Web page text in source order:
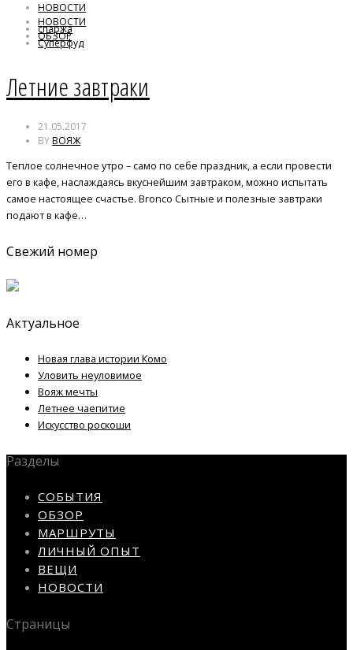
НОВОСТИ
НОВОСТИ
ОБЗОР
спаржа
Суперфуд
Летние завтраки
21.05.2017
BYВОЯЖ
Теплое солнечное утро – само по себе праздник, а если провести
его в кафе, наслаждаясь вкуснейшим завтраком, можно испытать
самое настоящее счастье. Bronco Сытные и полезные завтраки
подают в кафе…
Свежий номер
Актуальное
Новая глава истории Комо
Уловить неуловимое
Вояж мечты
Летнее чаепитие
Искусство роскоши
Разделы
СОБЫТИЯ
ОБЗОР
МАРШРУТЫ
ЛИЧНЫЙ ОПЫТ
ВЕЩИ
НОВОСТИ
Страницы